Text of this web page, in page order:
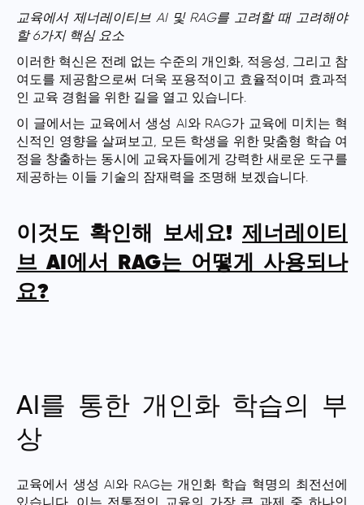
교육에서 제너레이티브 AI 및 RAG를 고려할 때 고려해야
할 6가지 핵심 요소
이러한 혁신은 전례 없는 수준의 개인화, 적응성, 그리고 참
여도를 제공함으로써 더욱 포용적이고 효율적이며 효과적
인 교육 경험을 위한 길을 열고 있습니다.
이 글에서는 교육에서 생성 AI와 RAG가 교육에 미치는 혁
신적인 영향을 살펴보고, 모든 학생을 위한 맞춤형 학습 여
정을 창출하는 동시에 교육자들에게 강력한 새로운 도구를
제공하는 이들 기술의 잠재력을 조명해 보겠습니다.
이것도 확인해 보세요! 제너레이티
브 AI에서 RAG는 어떻게 사용되나
요?
AI를 통한 개인화 학습의 부
상
교육에서 생성 AI와 RAG는 개인화 학습 혁명의 최전선에